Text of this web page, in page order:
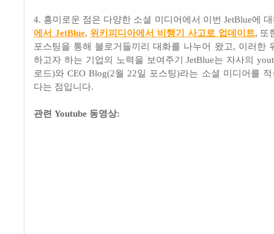
4. 흥미로운 점은 다양한 소셜 미디어에서 이번 JetBlue에
에서 JetBlue, 위키피디아에서 비행기 사고로 업데이트, 또
포스팅을 통해 블로거들끼리 대화를 나누어 왔고, 이러한
하고자 하는 기업의 노력을 보여주기 JetBlue는 자사의
로드)와 CEO Blog(2월 22일 포스팅)라는 소셜 미디어를
다는 점입니다.
관련 Youtube 동영상: